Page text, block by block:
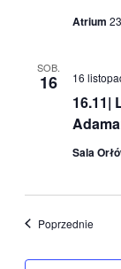
Atrium
SOB.
16
16.11|
16
Sala
Poprzednie